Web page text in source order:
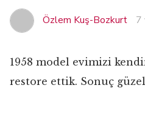
Özlem Kuş-Bozkurt 7
1958 model evimizi
restore ettik. Sonuç